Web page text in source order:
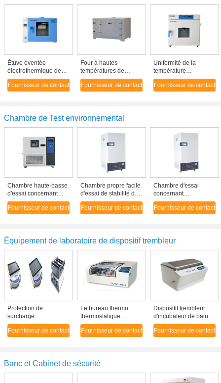
Étuve éventée
électrothermique de
bureau avec le voyant
à niveau visible
Fournisseur de contact
Four à hautes
températures de
laboratoire d'acier
inoxydable 380V 50Hz
Fournisseur de contact
Uniformité de la
température
d'étuve/incubateur de
laboratoire à double
Fournisseur de contact
Chambre de Test environnemental
Chambre haute-basse
d'essai concernant
l'environnement de la
température alternant
Fournisseur de contact
Chambre propre facile
d'essai de stabilité de
médecine de chambre
d'essai concernant
Fournisseur de contact
Chambre d'essai
concernant
l'environnement d'acier
inoxydable, chambre
Fournisseur de contact
Équipement de laboratoire de dispositif trembleur
Protection de
surcharge
d'équipement de
laboratoire de
Fournisseur de contact
Le bureau thermo
thermostatique
d'incubateur de
dispositif trembleur
Fournisseur de contact
Dispositif trembleur
d'incubateur de bain
d'eau de précision,
machine de dispositif
Fournisseur de contact
Banc et Cabinet de sécurité